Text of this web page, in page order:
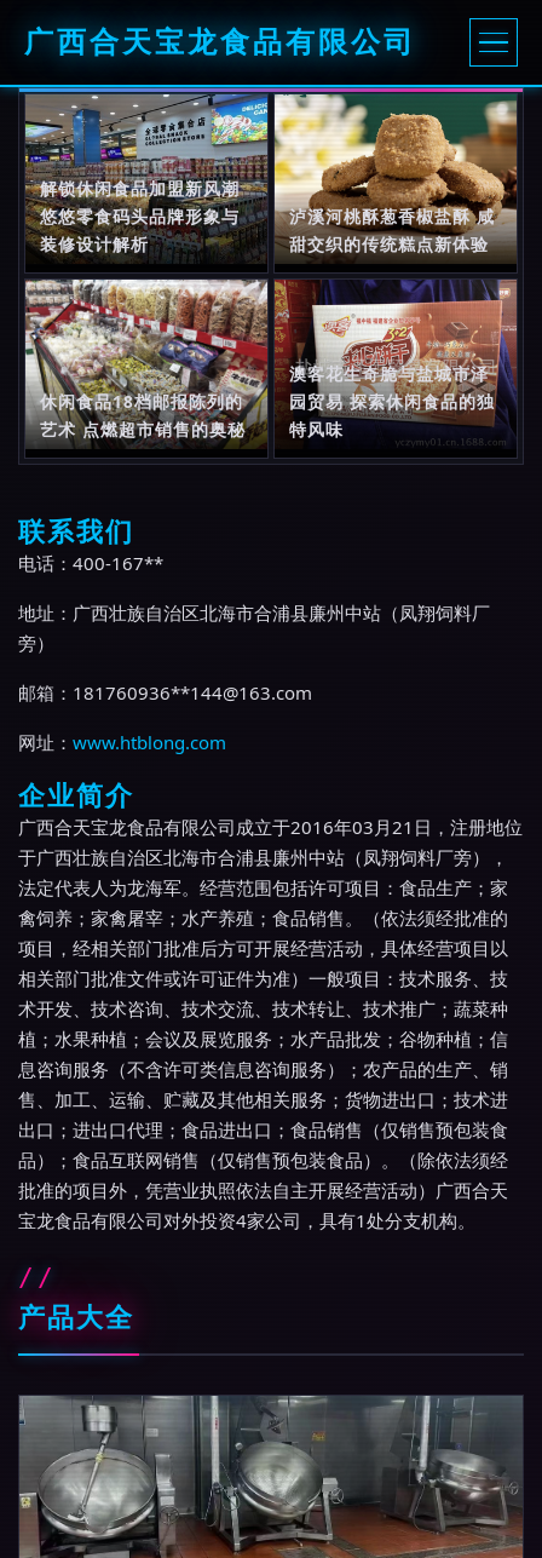
广西合天宝龙食品有限公司
解锁休闲食品加盟新风潮
悠悠零食码头品牌形象与
装修设计解析
泸溪河桃酥葱香椒盐酥 咸
甜交织的传统糕点新体验
休闲食品18档邮报陈列的
艺术 点燃超市销售的奥秘
澳客花生奇脆与盐城市泽
园贸易 探索休闲食品的独
特风味
联系我们
电话：400-167**
地址：广西壮族自治区北海市合浦县廉州中站（凤翔饲料厂
旁）
邮箱：181760936**144@163.com
网址： www.htblong.com
企业简介
广西合天宝龙食品有限公司成立于2016年03月21日，注册地位
于广西壮族自治区北海市合浦县廉州中站（凤翔饲料厂旁），
法定代表人为龙海军。经营范围包括许可项目：食品生产；家
禽饲养；家禽屠宰；水产养殖；食品销售。（依法须经批准的
项目，经相关部门批准后方可开展经营活动，具体经营项目以
相关部门批准文件或许可证件为准）一般项目：技术服务、技
术开发、技术咨询、技术交流、技术转让、技术推广；蔬菜种
植；水果种植；会议及展览服务；水产品批发；谷物种植；信
息咨询服务（不含许可类信息咨询服务）；农产品的生产、销
售、加工、运输、贮藏及其他相关服务；货物进出口；技术进
出口；进出口代理；食品进出口；食品销售（仅销售预包装食
品）；食品互联网销售（仅销售预包装食品）。（除依法须经
批准的项目外，凭营业执照依法自主开展经营活动）广西合天
宝龙食品有限公司对外投资4家公司，具有1处分支机构。
产品大全